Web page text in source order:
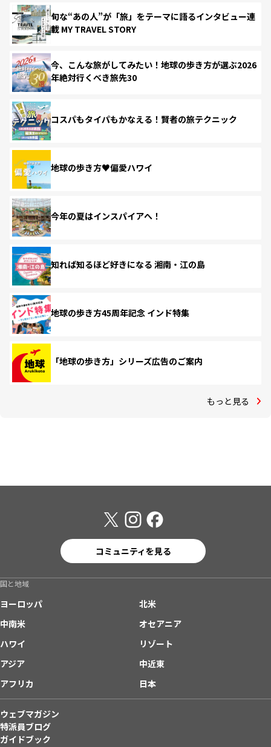
旬な“あの人”が「旅」をテーマに語るインタビュー連
載 MY TRAVEL STORY
今、こんな旅がしてみたい！地球の歩き方が選ぶ2026
年絶対行くべき旅先30
コスパもタイパもかなえる！賢者の旅テクニック
地球の歩き方♥偏愛ハワイ
今年の夏はインスパイアへ！
知れば知るほど好きになる 湘南・江の島
地球の歩き方45周年記念 インド特集
「地球の歩き方」シリーズ広告のご案内
もっと見る
コミュニティを見る
国と地域
ヨーロッパ
北米
中南米
オセアニア
ハワイ
リゾート
アジア
中近東
アフリカ
日本
ウェブマガジン
特派員ブログ
ガイドブック